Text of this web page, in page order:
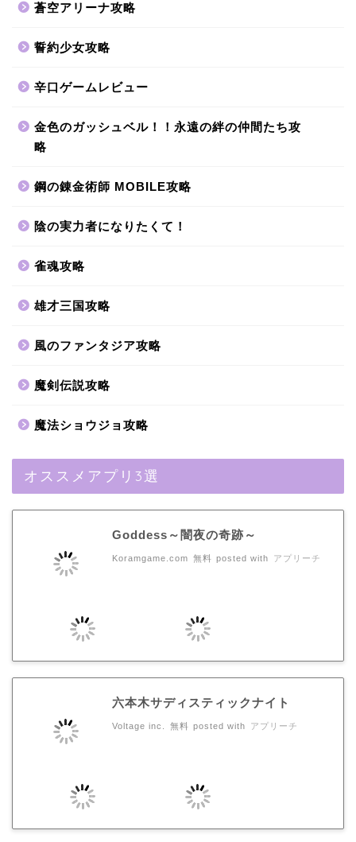
蒼空アリーナ攻略
誓約少女攻略
辛口ゲームレビュー
金色のガッシュベル！！永遠の絆の仲間たち攻
略
鋼の錬金術師 MOBILE攻略
陰の実力者になりたくて！
雀魂攻略
雄才三国攻略
風のファンタジア攻略
魔剣伝説攻略
魔法ショウジョ攻略
オススメアプリ3選
Goddess～闇夜の奇跡～
Koramgame.com 無料 posted with アプリーチ
六本木サディスティックナイト
Voltage inc. 無料 posted with アプリーチ